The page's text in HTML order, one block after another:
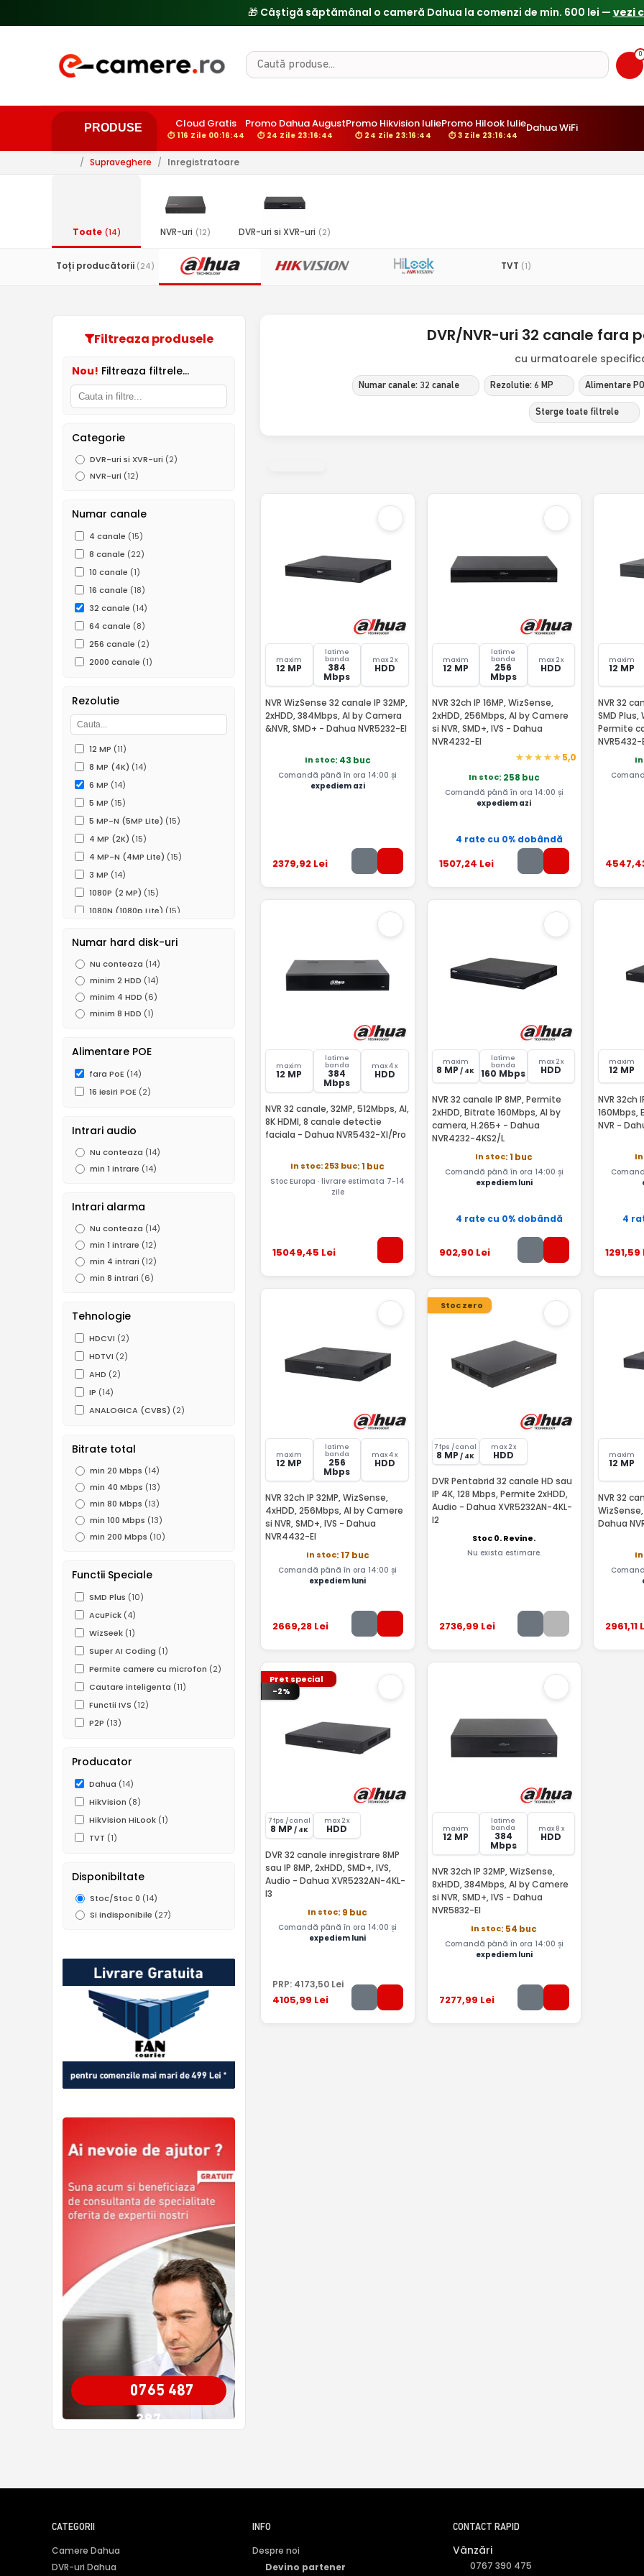
🎁 Câștigă săptămânal o cameră Dahua la comenzi de min. 600 lei — vezi
0
PRODUSE Cloud Gratis
⏱ 116 Zile 00:16:43
Promo Dahua August
⏱ 24 Zile 23:16:43
Promo Hikvision Iulie
⏱ 24 Zile 23:16:43
Promo Hilook Iulie
⏱ 3 Zile 23:16:43
Dahua WiFi
/ Supraveghere / Inregistratoare
Toate (14) NVR-uri (12) DVR-uri si XVR-uri (2)
Toți producătorii (24) TVT (1)
Filtreaza produsele
Nou! Filtreaza filtrele...
Categorie
DVR-uri si XVR-uri (2)
NVR-uri (12)
Numar canale
4 canale (15)
8 canale (22)
10 canale (1)
16 canale (18)
32 canale (14)
64 canale (8)
256 canale (2)
2000 canale (1)
Rezolutie
12 MP (11)
8 MP (4K) (14)
6 MP (14)
5 MP (15)
5 MP-N (5MP Lite) (15)
4 MP (2K) (15)
4 MP-N (4MP Lite) (15)
3 MP (14)
1080P (2 MP) (15)
1080N (1080p Lite) (15)
720P (1MP) (15)
960H (0.5 MP)(10)
D1(3)
Numar hard disk-uri
Nu conteaza (14)
minim 2 HDD (14)
minim 4 HDD (6)
minim 8 HDD (1)
Alimentare POE
fara PoE (14)
16 iesiri POE (2)
Intrari audio
Nu conteaza (14)
min 1 intrare (14)
Intrari alarma
Nu conteaza (14)
min 1 intrare (12)
min 4 intrari (12)
min 8 intrari (6)
Tehnologie
HDCVI (2)
HDTVI (2)
AHD (2)
IP (14)
ANALOGICA (CVBS) (2)
Bitrate total
min 20 Mbps (14)
min 40 Mbps (13)
min 80 Mbps (13)
min 100 Mbps (13)
min 200 Mbps (10)
Functii Speciale
SMD Plus (10)
AcuPick (4)
WizSeek (1)
Super AI Coding (1)
Permite camere cu microfon (2)
Cautare inteligenta (11)
Functii IVS (12)
P2P (13)
Producator
Dahua (14)
HikVision (8)
HikVision HiLook (1)
TVT (1)
Disponibiltate
Stoc/Stoc 0 (14)
Si indisponibile (27)
0765 487
387
DVR/NVR-uri 32 canale fara
cu urmatoarele
Numar canale: 32 canale Rezolutie: 6 MP Alimentare
Sterge toate filtrele
maxim
12 MP
latime
banda
384
Mbps
max 2 x
HDD
NVR WizSense 32 canale IP 32MP,
2xHDD, 384Mbps, AI by Camera
&NVR, SMD+ - Dahua NVR5232-EI
In stoc: 43 buc
Comandă până în ora 14:00 și
expediem azi
2379,92 Lei
maxim
12 MP
latime
banda
256
Mbps
max 2 x
HDD
NVR 32ch IP 16MP, WizSense,
2xHDD, 256Mbps, AI by Camere
si NVR, SMD+, IVS - Dahua
NVR4232-EI
5,0
In stoc: 258 buc
Comandă până în ora 14:00 și
expediem azi
4 rate cu 0% dobândă
1507,24 Lei
maxim
12 MP
NVR 32
SMD Plus,
Permite
NVR5432-
4547
maxim
12 MP
latime
banda
384
Mbps
max 4 x
HDD
NVR 32 canale, 32MP, 512Mbps, AI,
8K HDMI, 8 canale detectie
faciala - Dahua NVR5432-XI/Pro
In stoc: 253 buc: 1 buc
Stoc Europa · livrare estimata 7-14
zile
15049,45 Lei
maxim
8 MP / 4K
latime
banda
160 Mbps
max 2 x
HDD
NVR 32 canale IP 8MP, Permite
2xHDD, Bitrate 160Mbps, AI by
camera, H.265+ - Dahua
NVR4232-4KS2/L
In stoc: 1 buc
Comandă până în ora 14:00 și
expediem luni
4 rate cu 0% dobândă
902,90Lei
maxim
12 MP
NVR 32ch
160Mbps,
NVR -
4
1291,59
maxim
12 MP
latime
banda
256
Mbps
max 4 x
HDD
NVR 32ch IP 32MP, WizSense,
4xHDD, 256Mbps, AI by Camere
si NVR, SMD+, IVS - Dahua
NVR4432-EI
In stoc: 17 buc
Comandă până în ora 14:00 și
expediem luni
2669,28 Lei
Stoc zero
7 fps /canal
8 MP / 4K
max 2 x
HDD
DVR Pentabrid 32 canale HD sau
IP 4K, 128 Mbps, Permite 2xHDD,
Audio - Dahua XVR5232AN-4KL-
I2
Stoc 0. Revine.
Nu exista estimare.
2736,99 Lei
maxim
12 MP
NVR 32
Dahua
2961,11
Pret special
-2%
7 fps /canal
8 MP / 4K
max 2 x
HDD
DVR 32 canale inregistrare 8MP
sau IP 8MP, 2xHDD, SMD+, IVS,
Audio - Dahua XVR5232AN-4KL-
I3
In stoc: 9 buc
Comandă până în ora 14:00 și
expediem luni
PRP: 4173,50 Lei
4105,99 Lei
maxim
12 MP
latime
banda
384
Mbps
max 8 x
HDD
NVR 32ch IP 32MP, WizSense,
8xHDD, 384Mbps, AI by Camere
si NVR, SMD+, IVS - Dahua
NVR5832-EI
In stoc: 54 buc
Comandă până în ora 14:00 și
expediem luni
7277,99 Lei
CATEGORII
Camere Dahua
DVR-uri Dahua
INFO
Despre noi
Devino partener
CONTACT RAPID
Vânzări
0767 390 475